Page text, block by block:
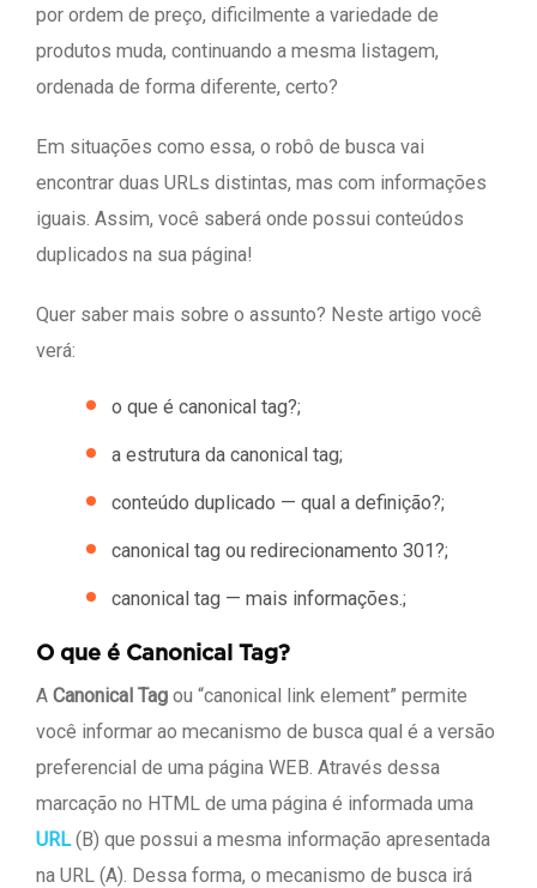
por ordem de preço, dificilmente a variedade de
produtos muda, continuando a mesma listagem,
ordenada de forma diferente, certo?
Em situações como essa, o robô de busca vai
encontrar duas URLs distintas, mas com informações
iguais. Assim, você saberá onde possui conteúdos
duplicados na sua página!
Quer saber mais sobre o assunto? Neste artigo você
verá:
o que é canonical tag?;
a estrutura da canonical tag;
conteúdo duplicado — qual a definição?;
canonical tag ou redirecionamento 301?;
canonical tag — mais informações.;
O que é Canonical Tag?
A Canonical Tag ou “canonical link element” permite
você informar ao mecanismo de busca qual é a versão
preferencial de uma página WEB. Através dessa
marcação no HTML de uma página é informada uma
URL(B) que possui a mesma informação apresentada
na URL (A). Dessa forma, o mecanismo de busca irá